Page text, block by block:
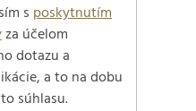
s poskytnutím
za účelom
dotazu a
a to na dobu
súhlasu.